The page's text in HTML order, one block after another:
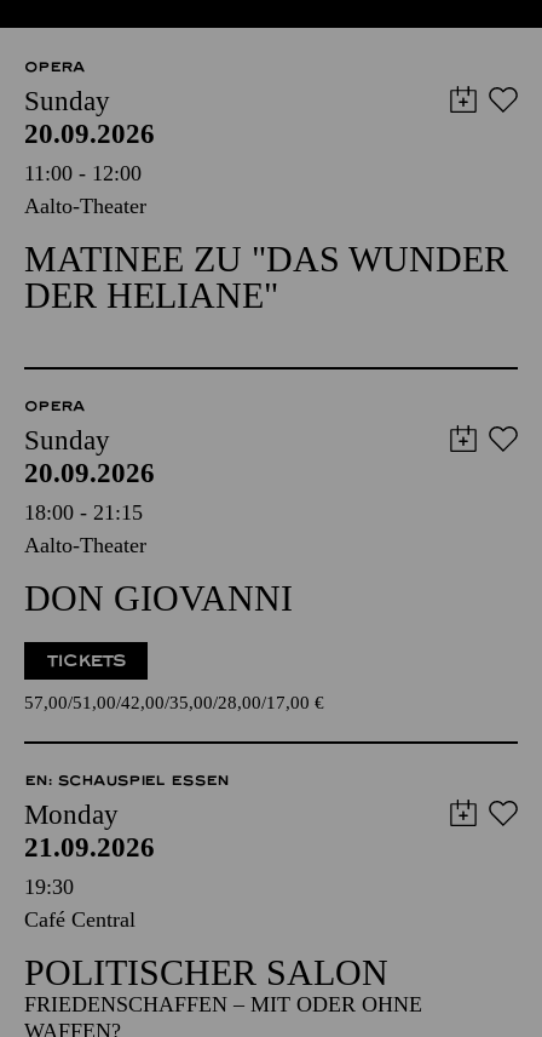
OPERA
Sunday
20.09.2026
11:00 - 12:00
Aalto-Theater
MATINEE ZU "DAS WUNDER
DER HELIANE"
OPERA
Sunday
20.09.2026
18:00 - 21:15
Aalto-Theater
DON GIOVANNI
TICKETS
57,00 51,00 42,00 35,00 28,00 17,00 €
EN: SCHAUSPIEL ESSEN
Monday
21.09.2026
19:30
Café Central
POLITISCHER SALON
FRIEDENSCHAFFEN – MIT ODER OHNE
WAFFEN?